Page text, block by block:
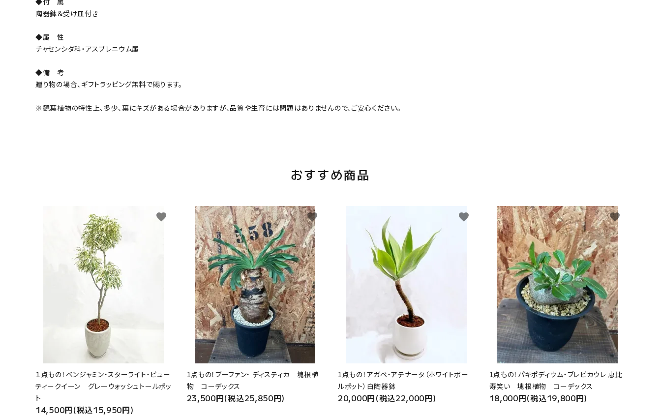
陶器鉢＆受け皿付き
◆属 性
チャセンシダ科・アスプレニウム属
◆備 考
贈り物の場合、ギフトラッピング無料で賜ります。
※観葉植物の特性上、多少、葉にキズがある場合がありますが、品質や生育には問題はありませんので、ご安心ください。
おすすめ商品
１点もの！ベンジャミン・スターライト・ビュー
ティークイーン グレーウォッシュトールポッ
ト
14,500円(税込15,950円)
favorite
1点もの！ブーファン・ ディスティカ 塊根植
物 コーデックス
23,500円(税込25,850円)
favorite
1点もの！アガベ・アテナータ（ホワイトボー
ルポット）白陶器鉢
20,000円(税込22,000円)
favorite
1点もの！パキポディウム・ブレビカウレ 恵比
寿笑い 塊根植物 コーデックス
18,000円(税込19,800円)
favorite